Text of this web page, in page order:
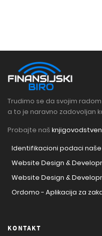
Trudimo se da svojim
a to je naravno zadovoljan
Probajte naš
Identifikacioni podaci
Website Design &
Website Design &
Ordomo - Aplikacija za
KONTAKT